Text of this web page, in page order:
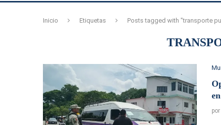
Inicio Etiquetas Posts tagged with "transporte
por